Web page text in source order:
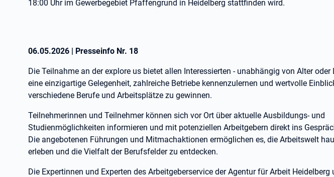
18:00 Uhr im Gewerbegebiet Pfaffengrund in Heidelberg stattfinden wird.
06.05.2026 | Presseinfo Nr. 18
Die Teilnahme an der explore us bietet allen Interessierten - unabhängig von Alter oder
eine einzigartige Gelegenheit, zahlreiche Betriebe kennenzulernen und wertvolle
verschiedene Berufe und Arbeitsplätze zu gewinnen.
Teilnehmerinnen und Teilnehmer können sich vor Ort über aktuelle Ausbildungs- und
Studienmöglichkeiten informieren und mit potenziellen Arbeitgebern direkt ins
Die angebotenen Führungen und Mitmachaktionen ermöglichen es, die Arbeitswelt
erleben und die Vielfalt der Berufsfelder zu entdecken.
Die Expertinnen und Experten des Arbeitgeberservice der Agentur für Arbeit Heidelberg